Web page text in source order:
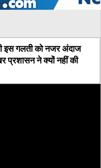
इस गलती को नजर अंदाज
प्रशासन ने क्यों नहीं की